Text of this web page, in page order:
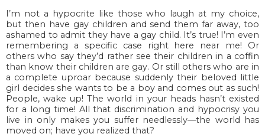
I’m not a hypocrite like those who laugh at my choice,
but then have gay children and send them far away, too
ashamed to admit they have a gay child. It’s true! I’m even
remembering a specific case right here near me! Or
others who say they’d rather see their children in a coffin
than know their children are gay. Or still others who are in
a complete uproar because suddenly their beloved little
girl decides she wants to be a boy and comes out as such!
People, wake up! The world in your heads hasn’t existed
for a long time! All that discrimination and hypocrisy you
live in only makes you suffer needlessly—the world has
moved on; have you realized that?